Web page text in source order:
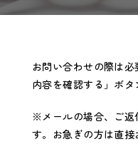
お問い合わせの際は必
内容を確認する」ボタ
※メールの場合、ご返
す。 お急ぎの方は直